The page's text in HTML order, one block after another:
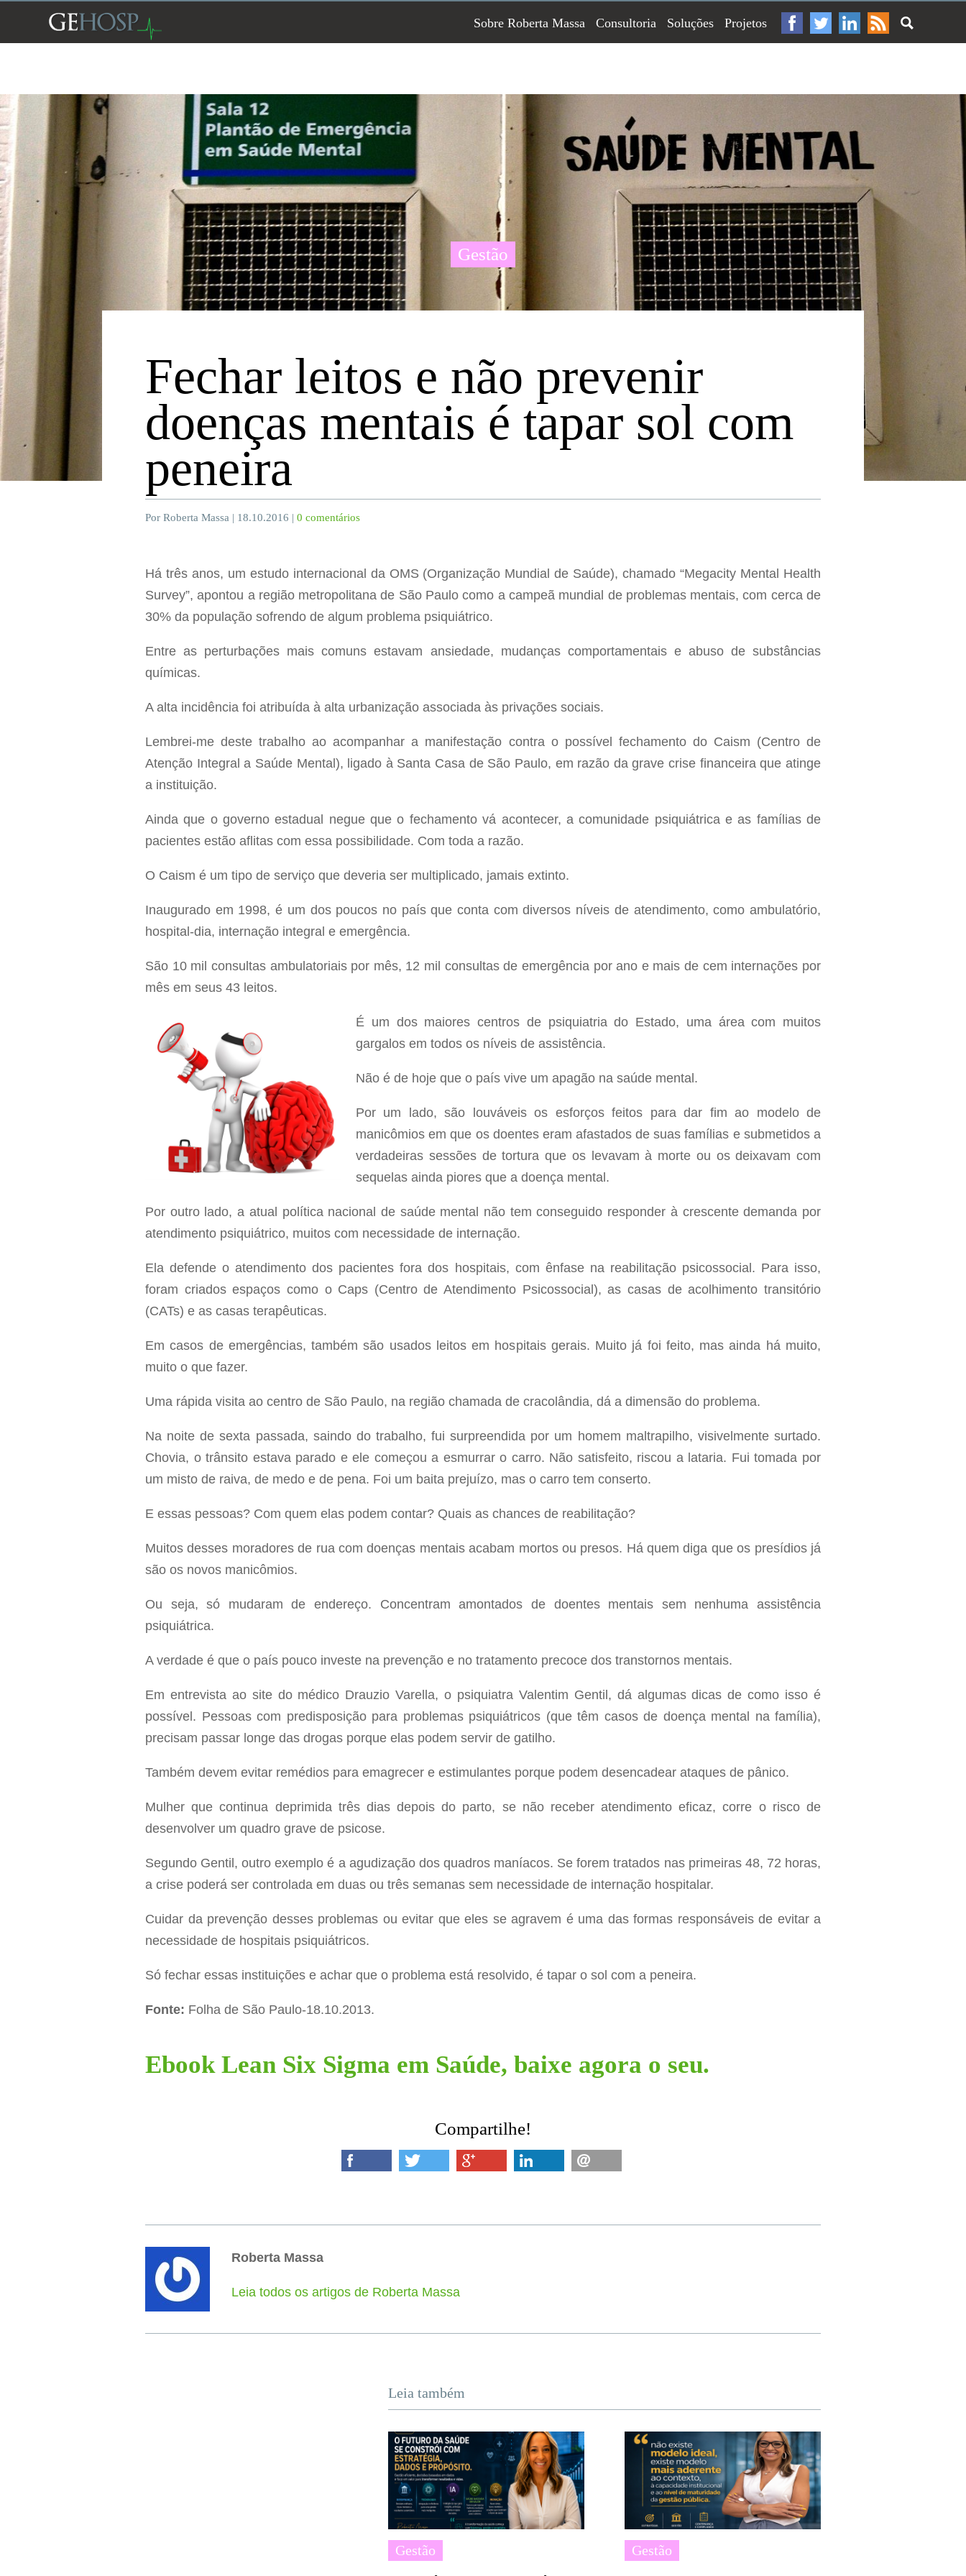
Sobre Roberta Massa Consultoria Soluções Projetos
Gestão
Fechar leitos e não prevenir
doenças mentais é tapar sol com
peneira
Por Roberta Massa | 18.10.2016 | 0 comentários
Há três anos, um estudo internacional da OMS (Organização Mundial de Saúde), chamado “Megacity Mental Health
Survey”, apontou a região metropolitana de São Paulo como a campeã mundial de problemas mentais, com cerca de
30% da população sofrendo de algum problema psiquiátrico.
Entre as perturbações mais comuns estavam ansiedade, mudanças comportamentais e abuso de substâncias
químicas.
A alta incidência foi atribuída à alta urbanização associada às privações sociais.
Lembrei-me deste trabalho ao acompanhar a manifestação contra o possível fechamento do Caism (Centro de
Atenção Integral a Saúde Mental), ligado à Santa Casa de São Paulo, em razão da grave crise financeira que atinge
a instituição.
Ainda que o governo estadual negue que o fechamento vá acontecer, a comunidade psiquiátrica e as famílias de
pacientes estão aflitas com essa possibilidade. Com toda a razão.
O Caism é um tipo de serviço que deveria ser multiplicado, jamais extinto.
Inaugurado em 1998, é um dos poucos no país que conta com diversos níveis de atendimento, como ambulatório,
hospital-dia, internação integral e emergência.
São 10 mil consultas ambulatoriais por mês, 12 mil consultas de emergência por ano e mais de cem internações por
mês em seus 43 leitos.
É um dos maiores centros de psiquiatria do Estado, uma área com muitos
gargalos em todos os níveis de assistência.
Não é de hoje que o país vive um apagão na saúde mental.
Por um lado, são louváveis os esforços feitos para dar fim ao modelo de
manicômios em que os doentes eram afastados de suas famílias e submetidos a
verdadeiras sessões de tortura que os levavam à morte ou os deixavam com
sequelas ainda piores que a doença mental.
Por outro lado, a atual política nacional de saúde mental não tem conseguido responder à crescente demanda por
atendimento psiquiátrico, muitos com necessidade de internação.
Ela defende o atendimento dos pacientes fora dos hospitais, com ênfase na reabilitação psicossocial. Para isso,
foram criados espaços como o Caps (Centro de Atendimento Psicossocial), as casas de acolhimento transitório
(CATs) e as casas terapêuticas.
Em casos de emergências, também são usados leitos em hospitais gerais. Muito já foi feito, mas ainda há muito,
muito o que fazer.
Uma rápida visita ao centro de São Paulo, na região chamada de cracolândia, dá a dimensão do problema.
Na noite de sexta passada, saindo do trabalho, fui surpreendida por um homem maltrapilho, visivelmente surtado.
Chovia, o trânsito estava parado e ele começou a esmurrar o carro. Não satisfeito, riscou a lataria. Fui tomada por
um misto de raiva, de medo e de pena. Foi um baita prejuízo, mas o carro tem conserto.
E essas pessoas? Com quem elas podem contar? Quais as chances de reabilitação?
Muitos desses moradores de rua com doenças mentais acabam mortos ou presos. Há quem diga que os presídios já
são os novos manicômios.
Ou seja, só mudaram de endereço. Concentram amontados de doentes mentais sem nenhuma assistência
psiquiátrica.
A verdade é que o país pouco investe na prevenção e no tratamento precoce dos transtornos mentais.
Em entrevista ao site do médico Drauzio Varella, o psiquiatra Valentim Gentil, dá algumas dicas de como isso é
possível. Pessoas com predisposição para problemas psiquiátricos (que têm casos de doença mental na família),
precisam passar longe das drogas porque elas podem servir de gatilho.
Também devem evitar remédios para emagrecer e estimulantes porque podem desencadear ataques de pânico.
Mulher que continua deprimida três dias depois do parto, se não receber atendimento eficaz, corre o risco de
desenvolver um quadro grave de psicose.
Segundo Gentil, outro exemplo é a agudização dos quadros maníacos. Se forem tratados nas primeiras 48, 72 horas,
a crise poderá ser controlada em duas ou três semanas sem necessidade de internação hospitalar.
Cuidar da prevenção desses problemas ou evitar que eles se agravem é uma das formas responsáveis de evitar a
necessidade de hospitais psiquiátricos.
Só fechar essas instituições e achar que o problema está resolvido, é tapar o sol com a peneira.
Fonte: Folha de São Paulo-18.10.2013.
Ebook Lean Six Sigma em Saúde, baixe agora o seu.
Compartilhe!
Roberta Massa
Leia todos os artigos de Roberta Massa
Leia também
Gestão Gestão